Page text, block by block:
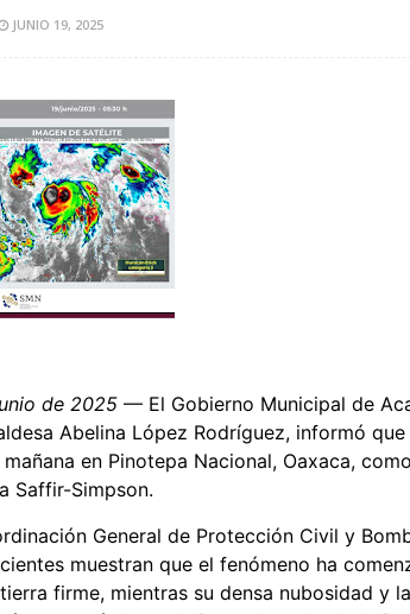
JUNIO 19, 2025
de 2025 — El Gobierno Municipal de
Abelina López Rodríguez, informó que
en Pinotepa Nacional, Oaxaca,
Saffir-Simpson.
General de Protección Civil y
muestran que el fenómeno ha
firme, mientras su densa nubosidad y